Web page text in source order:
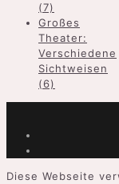
(7)
Großes
Theater:
Verschiedene
Sichtweisen
(6)
Diese Webseite